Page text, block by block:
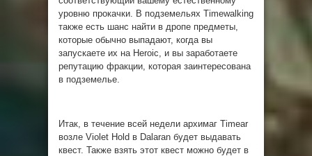
уровню прокачки. В подземельях Timewalking
также есть шанс найти в дропе предметы,
которые обычно выпадают, когда вы
запускаете их на Heroic, и вы заработаете
репутацию фракции, которая заинтересована
в подземелье.
Итак, в течение всей недели архимаг Timear
возле Violet Hold в Dalaran будет выдавать
квест. Также взять этот квест можно будет в